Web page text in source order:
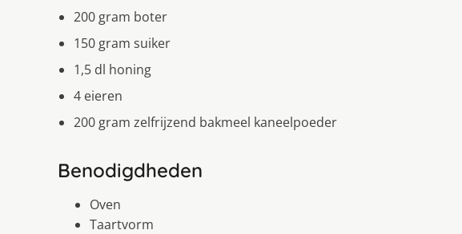
200 gram boter
150 gram suiker
1,5 dl honing
4 eieren
200 gram zelfrijzend bakmeel kaneelpoeder
Benodigdheden
Oven
Taartvorm